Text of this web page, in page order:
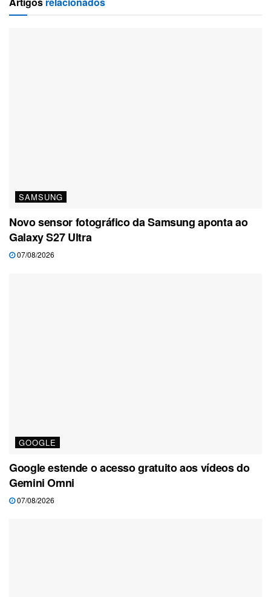
SAMSUNG
Novo sensor fotográfico da Samsung aponta ao
Galaxy S27 Ultra
07/08/2026
GOOGLE
Google estende o acesso gratuito aos vídeos do
Gemini Omni
07/08/2026